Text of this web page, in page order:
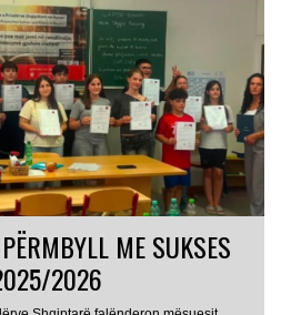
ME SUKSES
2026